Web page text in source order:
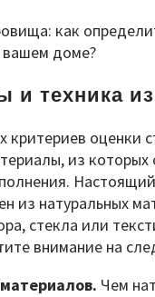
и техника
критериев оценки
из которых
из натуральных
стекла или
внимание на
Чем